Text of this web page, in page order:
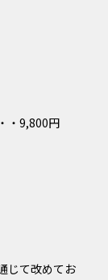
・9,800円
じて改めてお